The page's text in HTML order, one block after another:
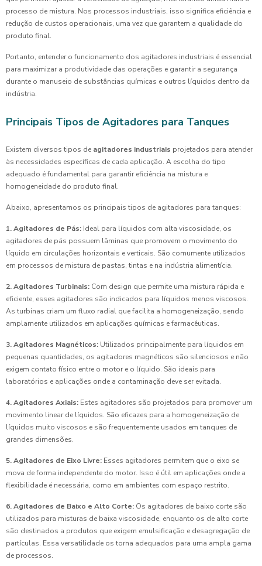
processo de mistura. Nos processos industriais, isso significa eficiência e
redução de custos operacionais, uma vez que garantem a qualidade do
produto final.
Portanto, entender o funcionamento dos agitadores industriais é essencial
para maximizar a produtividade das operações e garantir a segurança
durante o manuseio de substâncias químicas e outros líquidos dentro da
indústria.
Principais Tipos de Agitadores para Tanques
Existem diversos tipos de agitadores industriais projetados para atender
às necessidades específicas de cada aplicação. A escolha do tipo
adequado é fundamental para garantir eficiência na mistura e
homogeneidade do produto final.
Abaixo, apresentamos os principais tipos de agitadores para tanques:
1. Agitadores de Pás: Ideal para líquidos com alta viscosidade, os
agitadores de pás possuem lâminas que promovem o movimento do
líquido em circulações horizontais e verticais. São comumente utilizados
em processos de mistura de pastas, tintas e na indústria alimentícia.
2. Agitadores Turbinais: Com design que permite uma mistura rápida e
eficiente, esses agitadores são indicados para líquidos menos viscosos.
As turbinas criam um fluxo radial que facilita a homogeneização, sendo
amplamente utilizados em aplicações químicas e farmacêuticas.
3. Agitadores Magnéticos: Utilizados principalmente para líquidos em
pequenas quantidades, os agitadores magnéticos são silenciosos e não
exigem contato físico entre o motor e o líquido. São ideais para
laboratórios e aplicações onde a contaminação deve ser evitada.
4. Agitadores Axiais: Estes agitadores são projetados para promover um
movimento linear de líquidos. São eficazes para a homogeneização de
líquidos muito viscosos e são frequentemente usados em tanques de
grandes dimensões.
5. Agitadores de Eixo Livre: Esses agitadores permitem que o eixo se
mova de forma independente do motor. Isso é útil em aplicações onde a
flexibilidade é necessária, como em ambientes com espaço restrito.
6. Agitadores de Baixo e Alto Corte: Os agitadores de baixo corte são
utilizados para misturas de baixa viscosidade, enquanto os de alto corte
são destinados a produtos que exigem emulsificação e desagregação de
partículas. Essa versatilidade os torna adequados para uma ampla gama
de processos.